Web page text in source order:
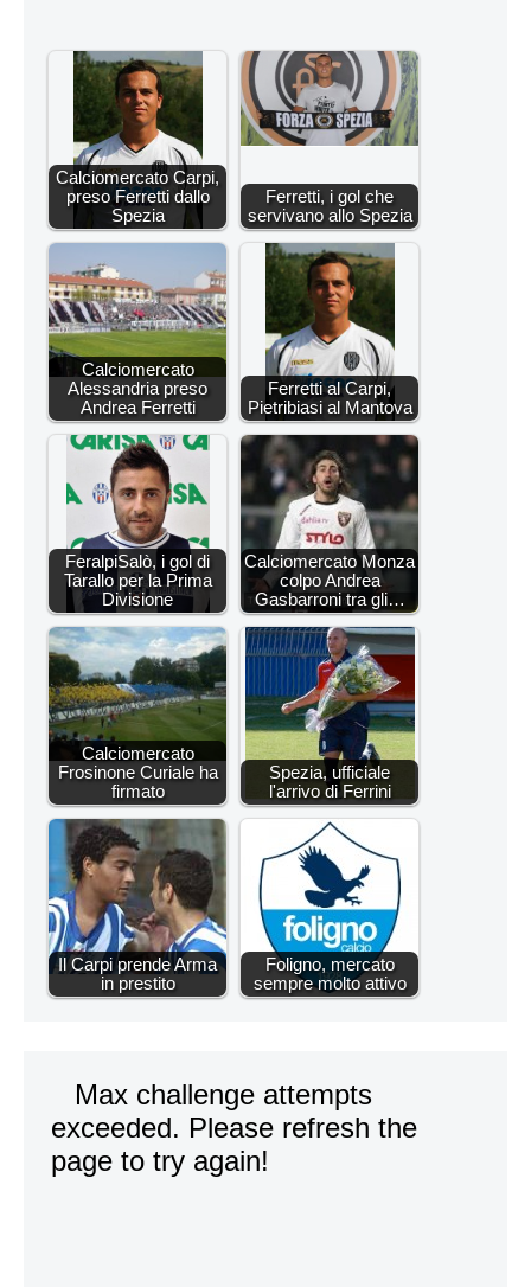
Calciomercato Carpi,
preso Ferretti dallo
Spezia
Ferretti, i gol che
servivano allo Spezia
Calciomercato
Alessandria preso
Andrea Ferretti
Ferretti al Carpi,
Pietribiasi al Mantova
FeralpiSalò, i gol di
Tarallo per la Prima
Divisione
Calciomercato Monza
colpo Andrea
Gasbarroni tra gli…
Calciomercato
Frosinone Curiale ha
firmato
Spezia, ufficiale
l'arrivo di Ferrini
Il Carpi prende Arma
in prestito
Foligno, mercato
sempre molto attivo